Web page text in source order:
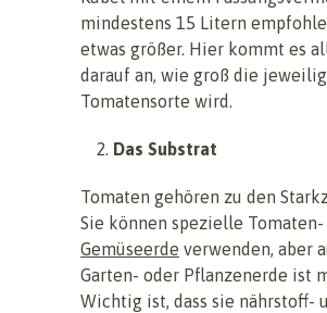
mindestens 15 Litern
etwas größer. Hier kommt es
darauf an, wie groß die
Tomatensorte wird.
Das Substrat
Tomaten gehören zu den
Sie können spezielle Tomaten-
Gemüseerde verwenden, aber
Garten- oder Pflanzenerde ist
Wichtig ist, dass sie nährstoff-